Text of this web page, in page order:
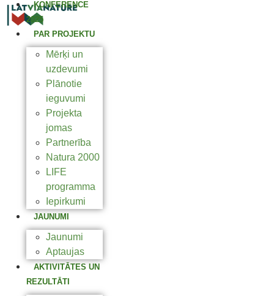
KONFERENCE
2025
PAR PROJEKTU
Mērķi un
uzdevumi
Plānotie
ieguvumi
Projekta
jomas
Partnerība
Natura 2000
LIFE
programma
Iepirkumi
JAUNUMI
Jaunumi
Aptaujas
AKTIVITĀTES UN
REZULTĀTI